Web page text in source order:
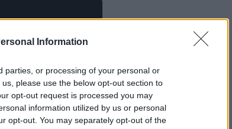
Information
parties, or processing of your personal or
please use the below opt-out section to
opt-out request is processed you may
information utilized by us or personal
opt-out. You may separately opt-out of the